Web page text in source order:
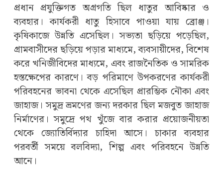
প্রধান প্রযুক্তিগত অগ্রগতি ছিল ধাতুর আবিষ্কার ও
ব্যবহার। কার্যকরী ধাতু হিসাবে পাওয়া যায় ব্রোঞ্জ।
কৃষিকাজে উন্নতি এসেছিল। সভ্যতা ছড়িয়ে পড়েছিল,
গ্রামবাসীদের ছড়িয়ে পড়ার মাধ্যমে, ব্যবসায়ীদের, বিশেষ
করে খনিজীবিদের মাধ্যমে, এবং রাজনৈতিক ও সামরিক
হস্তক্ষেপের কারণে। বড় পরিমাণে উপকরণের কার্যকরী
পরিবহনের ভাবনা থেকে এসেছিল প্রারম্ভিক নৌকা এবং
জাহাজ। সমুদ্র ভ্রমণের জন্য দরকার ছিল মজবুত জাহাজ
নির্মাণের। সমুদ্রে পথ খুঁজে বার করার প্রয়োজনীয়তা
থেকে জ্যোতির্বিদ্যার চাহিদা আসে। চাকার ব্যবহার
পরবর্তী সময়ে বলবিদ্যা, শিল্প এবং পরিবহনে উন্নতি
আনে।